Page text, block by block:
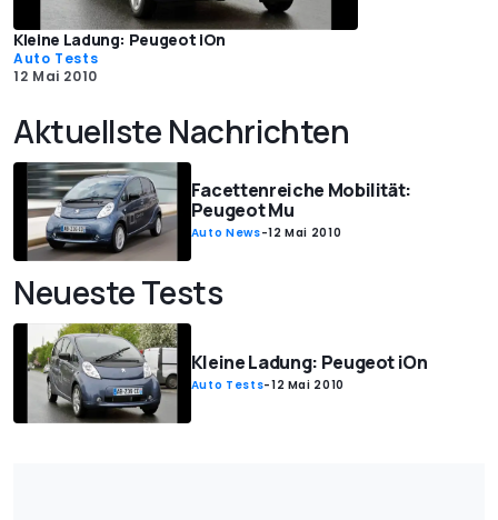
Kleine Ladung: Peugeot iOn
Auto Tests
12 Mai 2010
Aktuellste Nachrichten
Facettenreiche Mobilität:
Peugeot Mu
Auto News-12 Mai 2010
Neueste Tests
Kleine Ladung: Peugeot iOn
Auto Tests-12 Mai 2010